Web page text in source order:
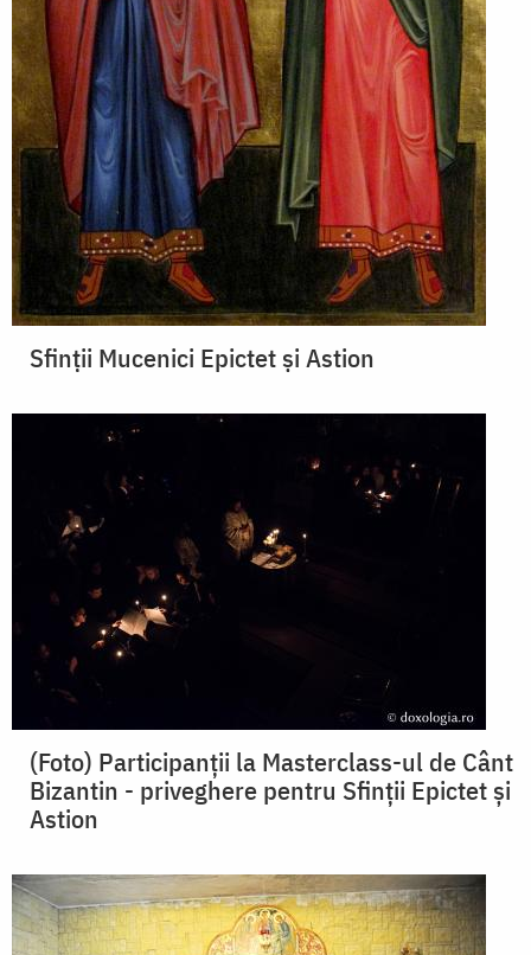
Sfinții Mucenici Epictet și Astion
(Foto) Participanții la Masterclass-ul de Cânt
Bizantin - priveghere pentru Sfinții Epictet și
Astion